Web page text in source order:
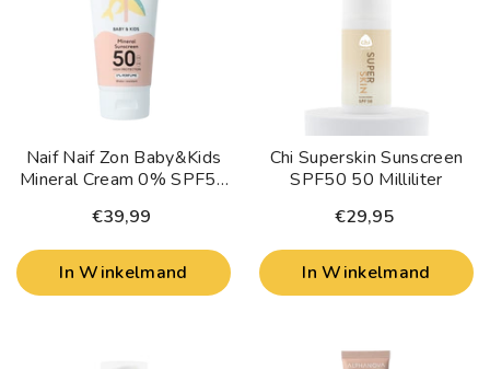
Naif Naif Zon Baby&Kids
Mineral Cream 0% SPF50
€39,99
In Winkelmand
Chi Superskin Sunscreen
SPF50 50 Milliliter
€29,95
In Winkelmand